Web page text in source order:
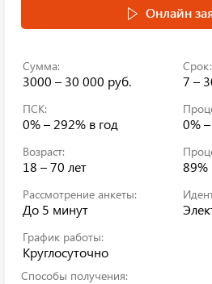
Онлайн
Сумма:
3000 – 30 000 руб.
Срок:
7 –
ПСК:
0% – 292% в год 0%
Возраст:
18 – 70 лет 89%
Рассмотрение анкеты:
До 5 минут
График работы:
Круглосуточно
Способы получения: